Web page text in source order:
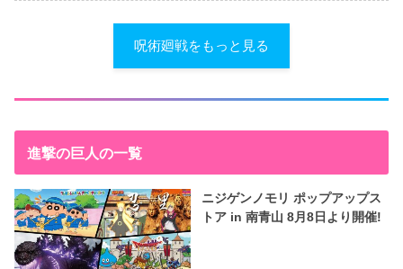
呪術廻戦をもっと見る
進撃の巨人の一覧
ニジゲンノモリ ポップアップス
トア in 南青山 8月8日より開催!